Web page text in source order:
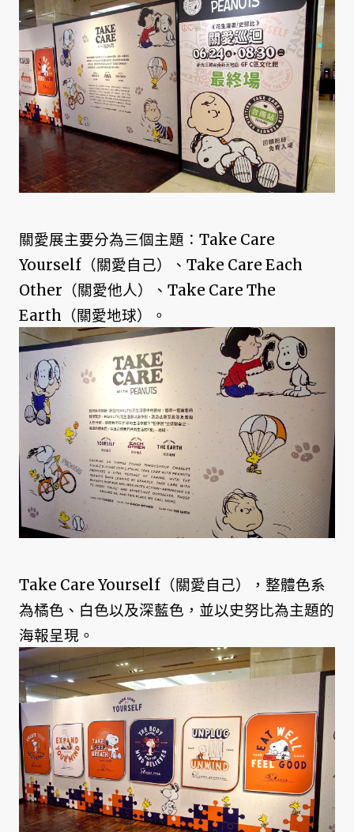
關愛展主要分為三個主題：Take Care
Yourself（關愛自己）、Take Care Each
Other（關愛他人）、Take Care The
Earth（關愛地球）。
Take Care Yourself（關愛自己），整體色系
為橘色、白色以及深藍色，並以史努比為主題的
海報呈現。